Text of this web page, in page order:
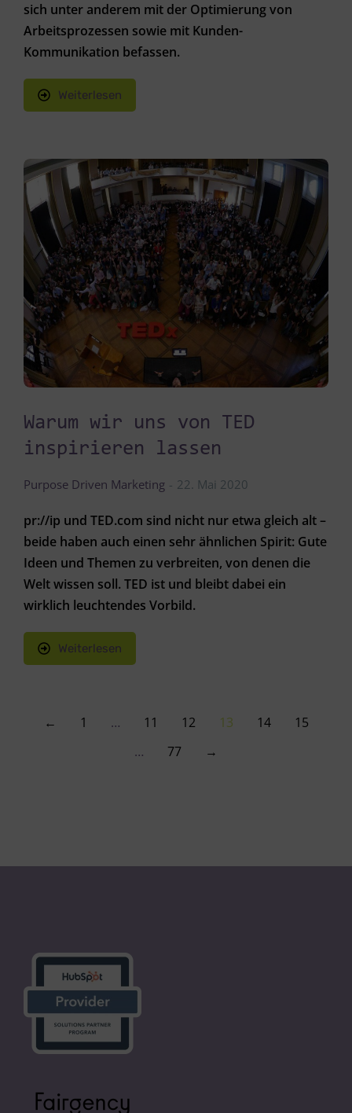
sich unter anderem mit der Optimierung von
Arbeitsprozessen sowie mit Kunden-
Kommunikation befassen.
Weiterlesen
Warum wir uns von TED
inspirieren lassen
Purpose Driven Marketing 22. Mai 2020
pr://ip und TED.com sind nicht nur etwa gleich alt –
beide haben auch einen sehr ähnlichen Spirit: Gute
Ideen und Themen zu verbreiten, von denen die
Welt wissen soll. TED ist und bleibt dabei ein
wirklich leuchtendes Vorbild.
Weiterlesen
← 1 … 11 12 13 14
15
…
77 →